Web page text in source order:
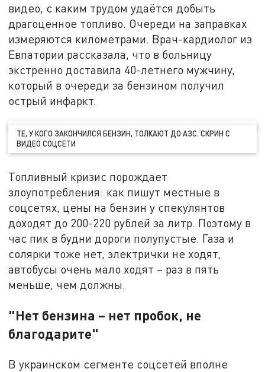
видео, с каким трудом удаётся добыть
драгоценное топливо. Очереди на заправках
измеряются километрами. Врач-кардиолог из
Евпатории рассказала, что в больницу
экстренно доставила 40-летнего мужчину,
который в очереди за бензином получил
острый инфаркт.
ТЕ, У КОГО ЗАКОНЧИЛСЯ БЕНЗИН, ТОЛКАЮТ ДО АЗС. СКРИН С
ВИДЕО СОЦСЕТИ
Топливный кризис порождает
злоупотребления: как пишут местные в
соцсетях, цены на бензин у спекулянтов
доходят до 200-220 рублей за литр. Поэтому в
час пик в будни дороги полупустые. Газа и
солярки тоже нет, электрички не ходят,
автобусы очень мало ходят – раз в пять
меньше, чем должны.
"Нет бензина – нет пробок, не
благодарите"
В украинском сегменте соцсетей вполне